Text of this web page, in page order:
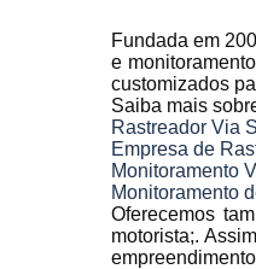
Fundada em
e
customizados
Saiba mais
Rastreador Via
Empresa de
Monitoramento
Monitoramento
Oferecemos
motorista;.